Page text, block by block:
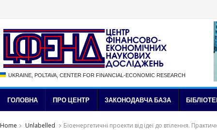
UKRAINE, POLTAVA, CENTER FOR FINANCIAL-ECONOMIC RESEARCH
ГОЛОВНА ПРО ЦЕНТР ЗАКОНОДАВЧА БАЗА
Home Unlabelled
Біоенергетичні проекти від ідеї до втілення.